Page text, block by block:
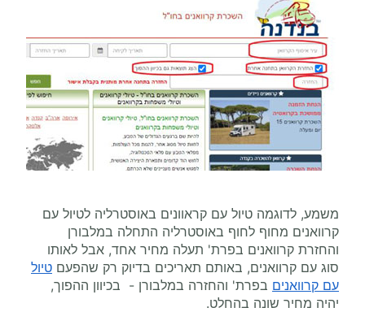
משמע, לדוגמה טיול עם קראוונים באוסטרליה לטיול עם
קרוואנים מחוף לחוף באוסטרליה התחלה במלבורן
והחזרת קרוואנים בפרת' תעלה מחיר אחד, אבל לאותו
סוג עם קרוואנים, באותם תאריכים בדיוק רק שהפעם טיול
עם קרוואנים בפרת' והחזרה במלבורן - בכיוון ההפוך,
יהיה מחיר שונה בהחלט.